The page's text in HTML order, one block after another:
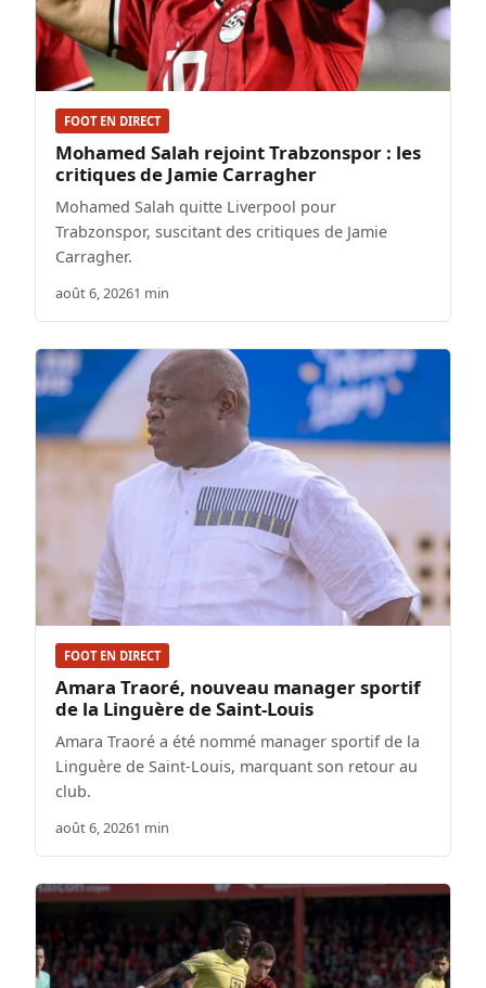
FOOT EN DIRECT
Mohamed Salah rejoint Trabzonspor : les
critiques de Jamie Carragher
Mohamed Salah quitte Liverpool pour
Trabzonspor, suscitant des critiques de Jamie
Carragher.
août 6, 20261 min
FOOT EN DIRECT
Amara Traoré, nouveau manager sportif
de la Linguère de Saint-Louis
Amara Traoré a été nommé manager sportif de la
Linguère de Saint-Louis, marquant son retour au
club.
août 6, 20261 min